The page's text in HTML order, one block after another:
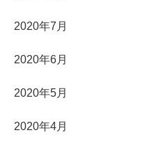
2020年7月
2020年6月
2020年5月
2020年4月